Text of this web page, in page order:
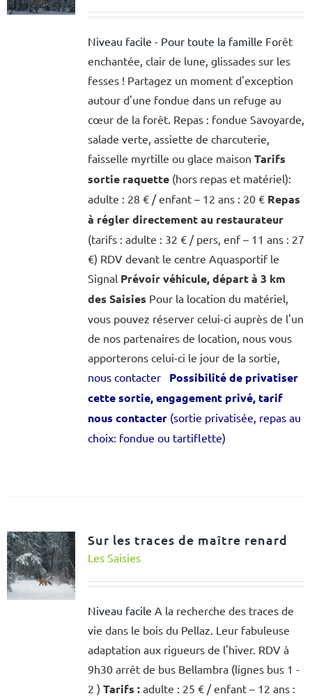
Niveau facile - Pour toute la famille Forêt
enchantée, clair de lune, glissades sur les
fesses ! Partagez un moment d'exception
autour d'une fondue dans un refuge au
cœur de la forêt. Repas : fondue Savoyarde,
salade verte, assiette de charcuterie,
faisselle myrtille ou glace maison Tarifs
sortie raquette (hors repas et matériel):
adulte : 28 € / enfant – 12 ans : 20 € Repas
à régler directement au restaurateur
(tarifs : adulte : 32 € / pers, enf – 11 ans : 27
€) RDV devant le centre Aquasportif le
Signal Prévoir véhicule, départ à 3 km
des Saisies Pour la location du matériel,
vous pouvez réserver celui-ci auprès de l'un
de nos partenaires de location, nous vous
apporterons celui-ci le jour de la sortie,
nous contacter
Possibilité de privatiser
cette sortie, engagement privé, tarif
nous contacter (sortie privatisée, repas au
choix: fondue ou tartiflette)
Sur les traces de maître renard
Les Saisies
Niveau facile A la recherche des traces de
vie dans le bois du Pellaz. Leur fabuleuse
adaptation aux rigueurs de l'hiver. RDV à
9h30 arrêt de bus Bellambra (lignes bus 1 -
2 ) Tarifs :adulte : 25 € / enfant – 12 ans :